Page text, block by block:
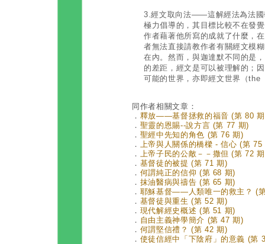
3.經文取向法——這解經法為法國
極力倡導的，其目標比較不在發
作者藉著他所寫的成就了什麼，
者無法直接請教作者有關經文模
在內。然而，與迦達默不同的是
的差距，經文是可以被理解的；
可能的世界，亦即經文世界（the
同作者相關文章：
． 釋放——基督拯救的福音 (第 80
． 聖靈的恩賜--說方言 (第 77 期)
． 聖經中先知的角色 (第 76 期)
． 上帝與人關係的橋樑 - 信心 (第 75
． 上帝子民的公敵－－撒但 (第 72
． 基督徒的被提 (第 71 期)
． 何謂純正的信仰 (第 68 期)
． 抹油醫病與禱告 (第 65 期)
． 耶穌基督——人類唯一的救主？ (
． 基督徒與重生 (第 52 期)
． 現代解經史概述 (第 51 期)
． 自由主義神學簡介 (第 47 期)
． 何謂堅信禮？ (第 42 期)
． 使徒信經中「下陰府」的意義 (第